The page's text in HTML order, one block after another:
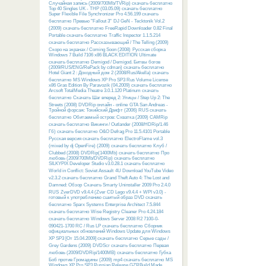
Случайная запись (2009/700Mb/TVRip) скачать бесплатно
Top 40 Singles UK - THP (03.05.09) скачать бесплатно
Super Flexible File Synchronizer Pro 4.56.199 скачать
бесплатно Превью "Fallout 3" DJ GeN - Tecktonik Vol.2
(2009) скачать бесплатно FreeRapid Downloader 0.82 Final
Portable скачать бесплатно Traffic Inspector 1.1.5.214
скачать бесплатно Рассказывающий / The Telling (2009)
Скоро на экранах / Coming Soon (2008) Русcкая сборка
Windows 7 Build 7106 x86 BLACK EDITION Ultimate
скачать бесплатно Demigod / Demigod. Битвы богов
(2009/RUS/ENG/RePack by cdman) скачать бесплатно
Hotel Giant 2 : Доходный дом 2 (2008/Rus/Akella) скачать
бесплатно MS Windows XP Pro SP3 Rus Volume License
x86 Gras Edition By Paravozik (04.2009) скачать бесплатно
Arcsoft TotalMedia Theatre 3.0.1.120 Platinum скачать
бесплатно Скачать Шаг вперед 2: Улицы / Step Up 2: The
Streets (2008) DVDRip онлайн - online GTA San Andreas -
Тройной форсаж: Токийский Дрифт (2006) RUS скачать
бесплатно Обитаемый остров: Схватка (2009) CAMRip
скачать бесплатно Викинги / Outlander (2008/HDRip/1.46
Гб) скачать бесплатно O&O Defrag Pro 11.5.4101 Portable
Русская версия скачать бесплатно ElectroFlame vol.3
(mixed by dj OpenFire) (2009) скачать бесплатно Клуб /
Clubbed (2008) DVDRip(1400Mb) скачать бесплатно Про
любовь (2009/700Mb/DVDRip) скачать бесплатно
SILKYPIX Developer Studio v3.0.28.1 скачать бесплатно
World in Conflict: Soviet Assault 4U Download YouTube Video
v2.3.2 скачать бесплатно Grand Theft Auto 4: The Lost and
Damned: Обзор Скачать Smarty Uninstaller 2009 Pro 2.4.0
RUS ZverDVD v9.4.4 (Zver CD Lego v9.4.4 + WPI v3.0) -
готовый к употреблению сшитый образ DVD скачать
бесплатно Sparx Systems Enterprise Architect 7.5.844
скачать бесплатно Wise Registry Cleaner Pro 4.24.184
скачать бесплатно Windows Server 2008 R2 7100-0-
090421-1700 RC / Rus LP скачать бесплатно Сборник
официальных обновлений Windows Update для Windows
XP SP3 [От 15.04.2009] скачать бесплатно Серые сады /
Grey Gardens (2009) DVDScr скачать бесплатно Первая
любовь (2009/DVDRip/1400MB) скачать бесплатно Губка
Боб против Громадины (2009) mp4 скачать бесплатно MS
Windows XP Pro SP3 Russian Release GZRBuild Made